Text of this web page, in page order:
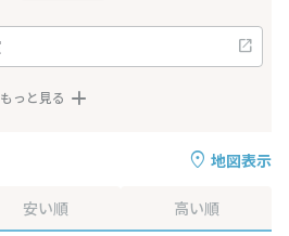
もっと見る
地図表示
安い順 高い順